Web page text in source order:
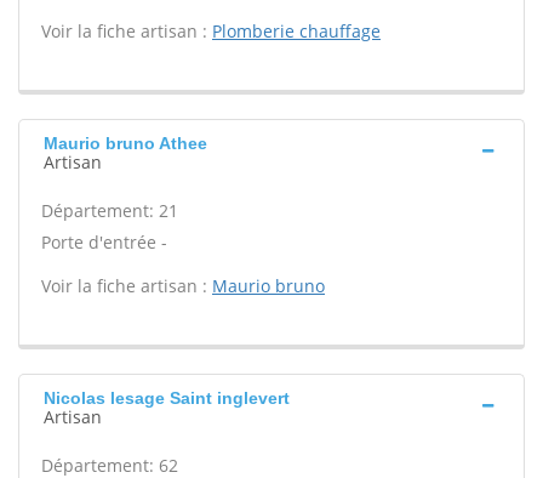
Voir la fiche artisan : Plomberie chauffage
Maurio bruno Athee
Artisan
Département: 21
Porte d'entrée -
Voir la fiche artisan : Maurio bruno
Nicolas lesage Saint inglevert
Artisan
Département: 62